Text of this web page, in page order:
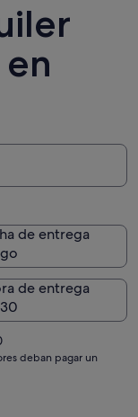
de entrega
de entrega
deban pagar un